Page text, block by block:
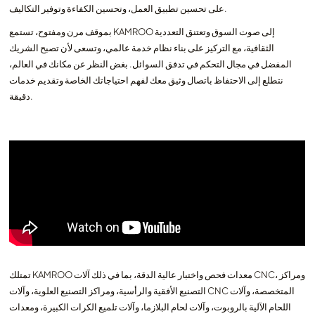
على تحسين تطبيق العمل، وتحسين الكفاءة وتوفير التكاليف.
بموقف مرن ومفتوح، تستمع KAMROO إلى صوت السوق وتعتنق التعددية
الثقافية، مع التركيز على بناء نظام خدمة عالمي، وتسعى لأن تصبح الشريك
المفضل في مجال التحكم في تدفق السوائل. بغض النظر عن مكانك في العالم،
نتطلع إلى الاحتفاظ باتصال وثيق معك لفهم احتياجاتك الخاصة وتقديم خدمات
دقيقة.
تمتلك KAMROO معدات فحص واختبار عالية الدقة، بما في ذلك آلات CNC، ومراكز
التصنيع الأفقية والرأسية، ومراكز التصنيع العلوية، وآلات CNC المتخصصة، وآلات
اللحام الآلية بالروبوت، وآلات لحام البلازما، وآلات تلميع الكرات الكبيرة، ومعدات